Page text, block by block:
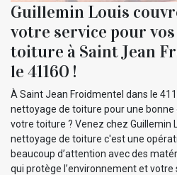
Guillemin Louis
votre service pour
toiture à Saint Jean
le 41160 !
À Saint Jean Froidmentel dans le
nettoyage de toiture pour une
votre toiture ? Venez chez Guillemin
nettoyage de toiture c'est une
beaucoup d’attention avec des
qui protège l’environnement et